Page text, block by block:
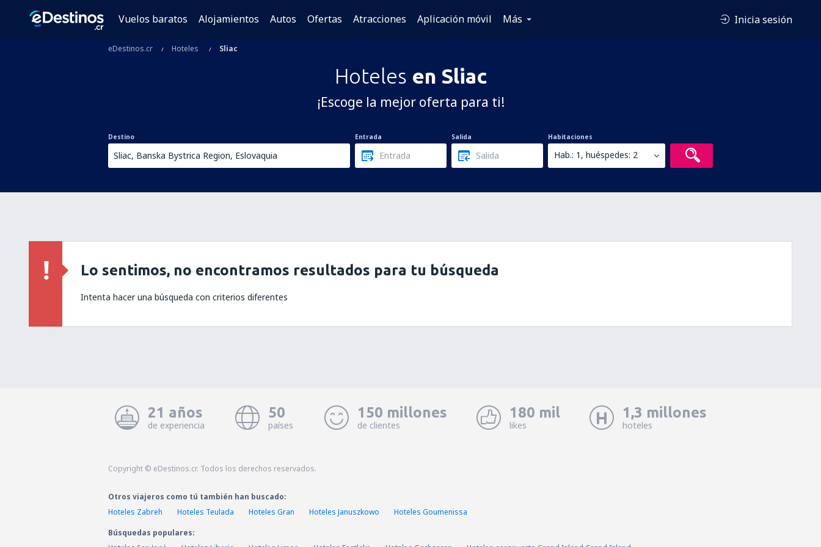
Vuelos baratos Alojamientos Autos Ofertas Atracciones Aplicación móvil Más Inicia sesión
eDestinos.cr Hoteles Sliac
Hoteles en Sliac
¡Escoge la mejor oferta para ti!
Destino Entrada Salida Habitaciones
Hab.: 1, huéspedes: 2
Lo sentimos, no encontramos resultados para tu búsqueda
Intenta hacer una búsqueda con criterios diferentes
21 años
de experiencia
50
países
150 millones
de clientes
180 mil
likes
1,3 millones
hoteles
Copyright © eDestinos.cr. Todos los derechos reservados.
Otros viajeros como tú también han buscado:
Hoteles Zabreh
Hoteles Teulada Hoteles Gran Hoteles Januszkowo
Hoteles Goumenissa
Búsquedas populares: